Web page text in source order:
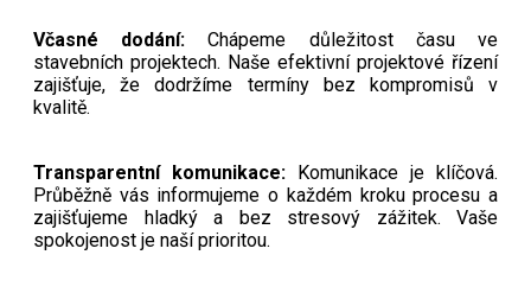
Včasné dodání: Chápeme důležitost času ve
stavebních projektech. Naše efektivní projektové řízení
zajišťuje, že dodržíme termíny bez kompromisů v
kvalitě.
Transparentní komunikace: Komunikace je klíčová.
Průběžně vás informujeme o každém kroku procesu a
zajišťujeme hladký a bez stresový zážitek. Vaše
spokojenost je naší prioritou.